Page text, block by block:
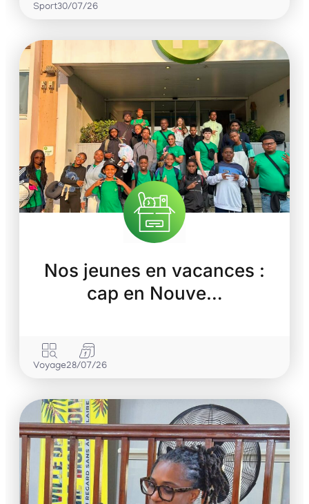
Sport30/07/26
Nos jeunes en vacances :
cap en Nouve…
Voyage28/07/26